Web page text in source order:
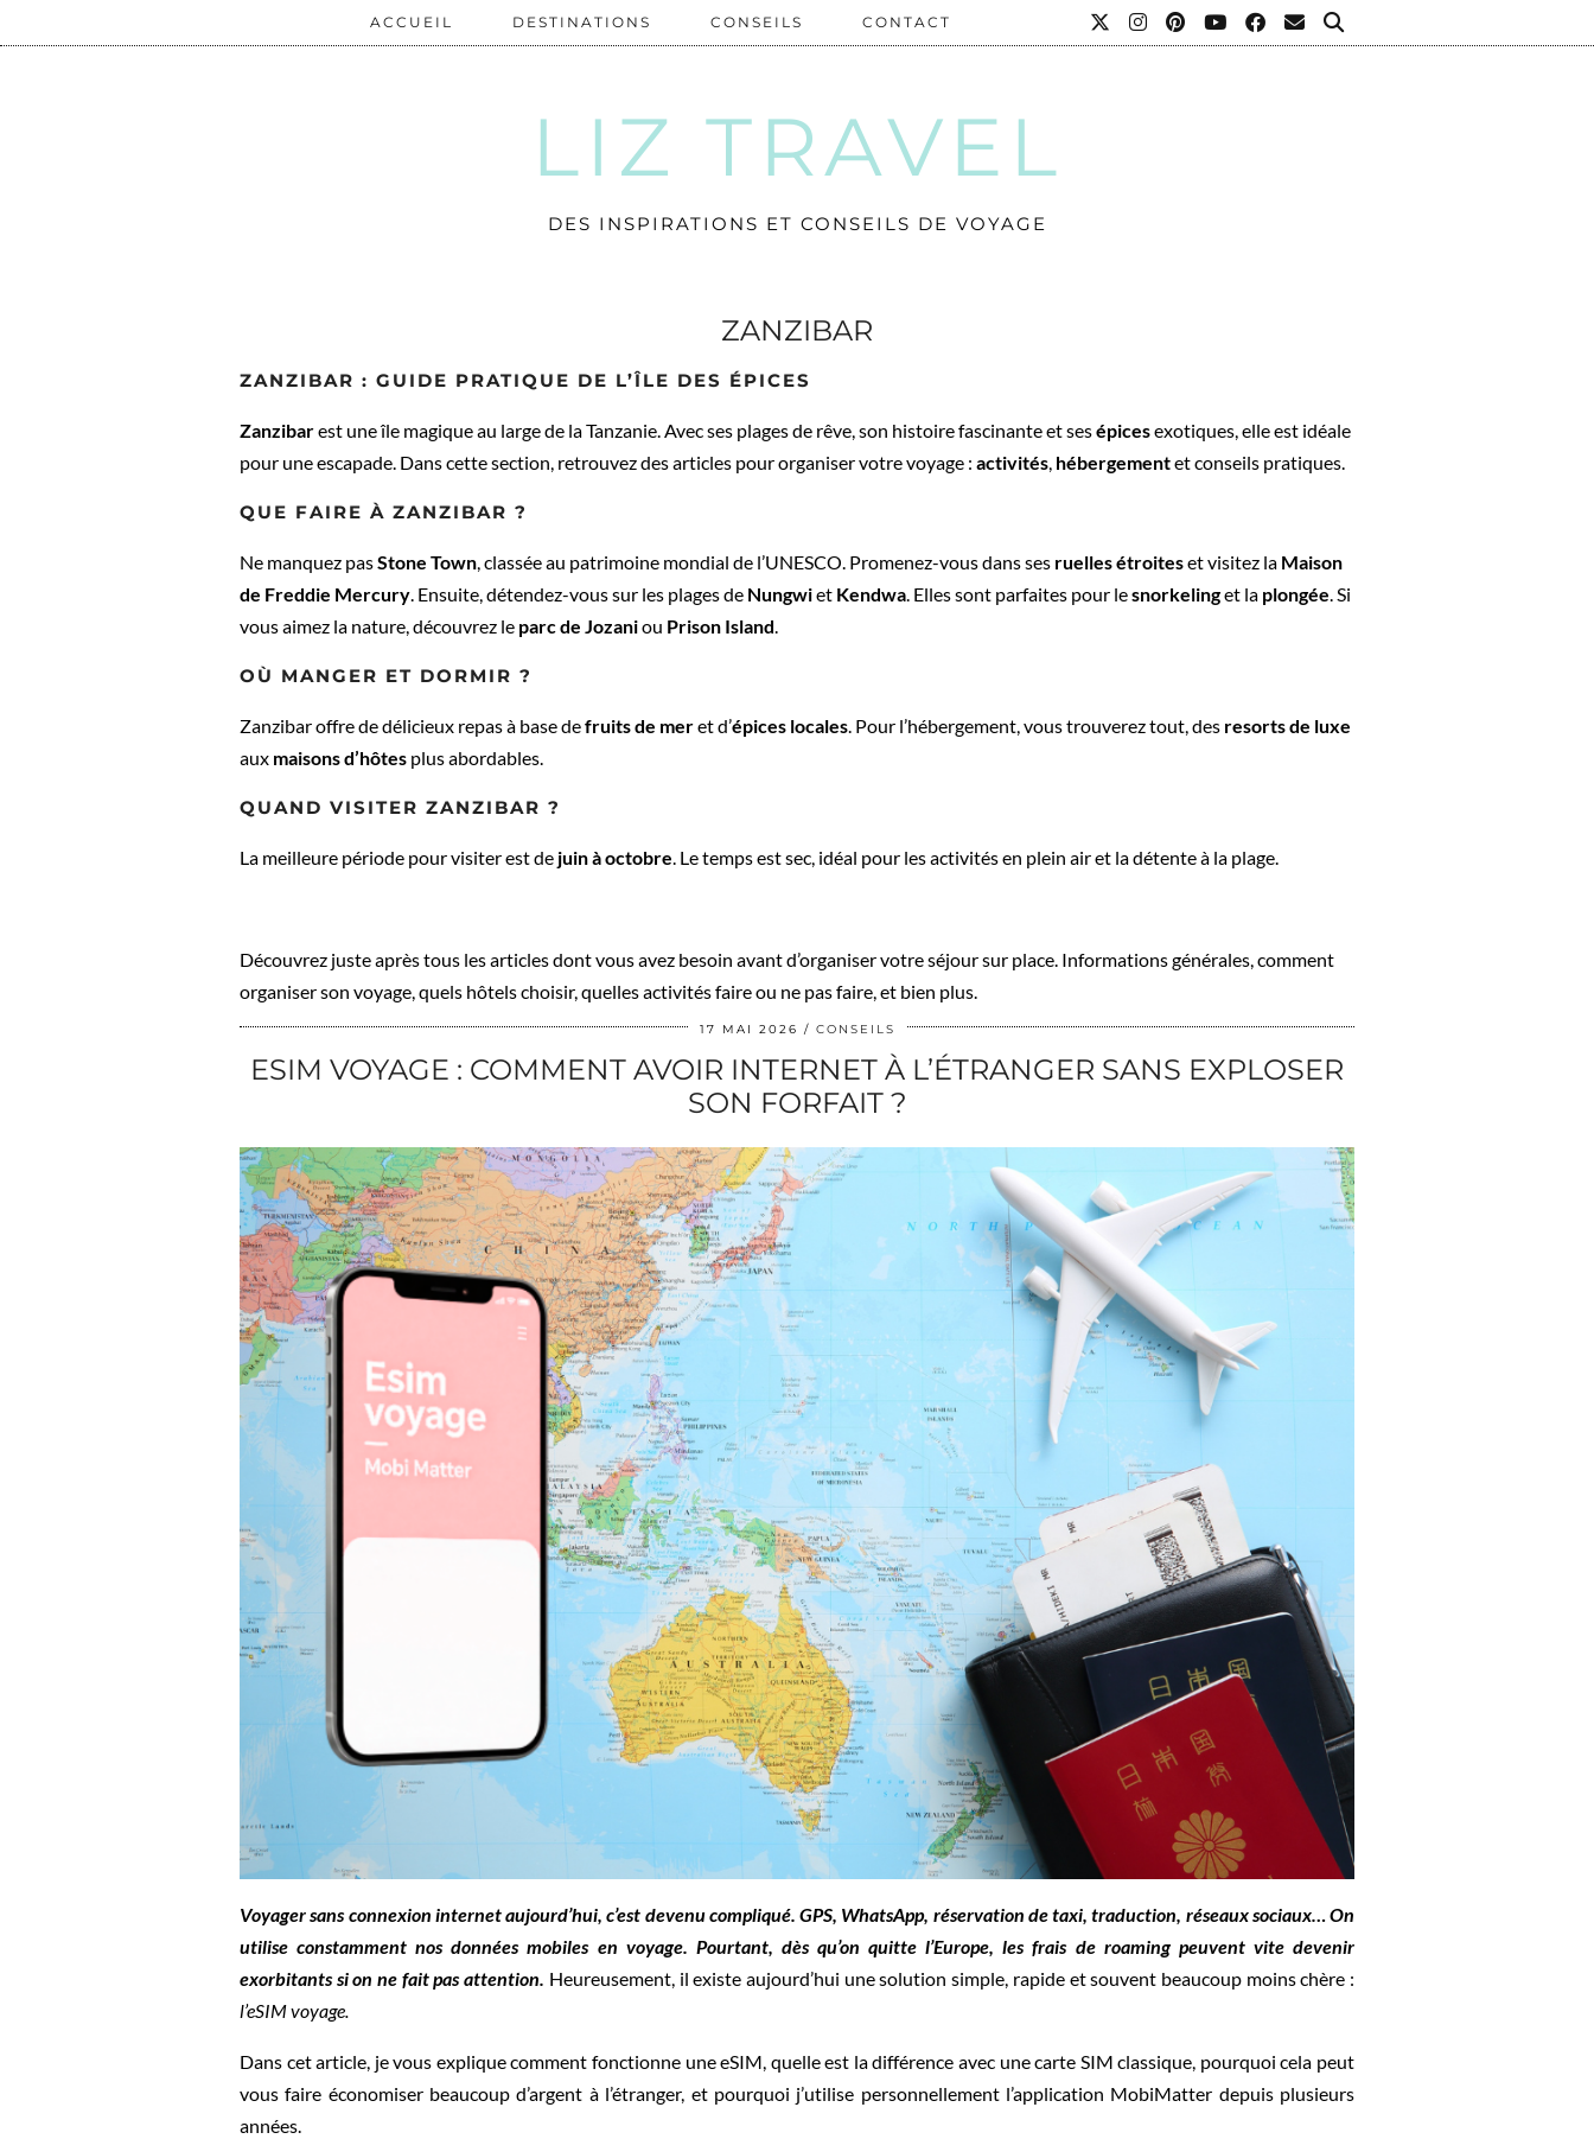
LIZ TRAVEL
DES INSPIRATIONS ET CONSEILS DE VOYAGE
ACCUEIL DESTINATIONS CONSEILS CONTACT
ZANZIBAR
ZANZIBAR : GUIDE PRATIQUE DE L’ÎLE DES ÉPICES
Zanzibarest une île magique au large de la Tanzanie. Avec ses plages de rêve, son histoire fascinante et sesépicesexotiques, elle est idéale
pour une escapade. Dans cette section, retrouvez des articles pour organiser votre voyage : activités, hébergementet conseils pratiques.
QUE FAIRE À ZANZIBAR ?
Ne manquez pasStone Town, classée au patrimoine mondial de l’UNESCO. Promenez-vous dans ses ruelles étroiteset visitez la Maison
de Freddie Mercury. Ensuite, détendez-vous sur les plages de Nungwiet Kendwa. Elles sont parfaites pour lesnorkelinget la plongée. Si
vous aimez la nature, découvrez le parc de Jozaniou Prison Island.
OÙ MANGER ET DORMIR ?
Zanzibar offre de délicieux repas à base defruits de meret d’épices locales. Pour l’hébergement, vous trouverez tout, des resorts de luxe
aux maisons d’hôtes plus abordables.
QUAND VISITER ZANZIBAR ?
La meilleure période pour visiter est de juin à octobre. Le temps est sec, idéal pour les activités en plein air et la détente à la plage.
Découvrez juste après tous les articles dont vous avez besoin avant d’organiser votre séjour sur place. Informations générales, comment
organiser son voyage, quels hôtels choisir, quelles activités faire ou ne pas faire, et bien plus.
17 MAI 2026 CONSEILS
ESIM VOYAGE : COMMENT AVOIR INTERNET À L’ÉTRANGER SANS EXPLOSER
SON FORFAIT ?
Voyager sans connexion internet aujourd’hui, c’est devenu compliqué. GPS, WhatsApp, réservation de taxi, traduction, réseaux sociaux… On
utilise constamment nos données mobiles en voyage. Pourtant, dès qu’on quitte l’Europe, les frais de roaming peuvent vite devenir
exorbitants si on ne fait pas attention. Heureusement, il existe aujourd’hui une solution simple, rapide et souvent beaucoup moins chère :
l’eSIM voyage.
Dans cet article, je vous explique comment fonctionne une eSIM, quelle est la différence avec une carte SIM classique, pourquoi cela peut
vous faire économiser beaucoup d’argent à l’étranger, et pourquoi j’utilise personnellement l’application MobiMatter depuis plusieurs
années.